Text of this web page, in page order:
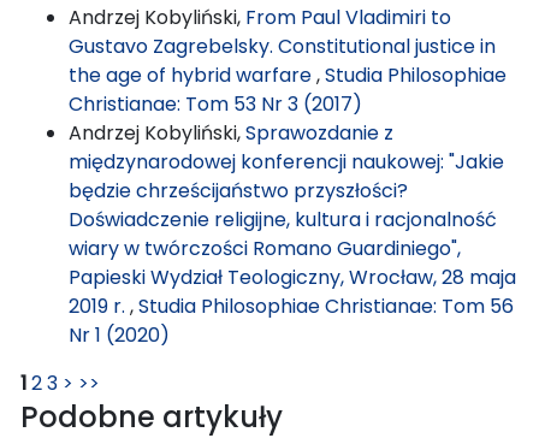
Andrzej Kobyliński, From Paul Vladimiri to
Gustavo Zagrebelsky. Constitutional justice in
the age of hybrid warfare,Studia Philosophiae
Christianae: Tom 53 Nr 3 (2017)
Andrzej Kobyliński,Sprawozdanie z
międzynarodowej konferencji naukowej: "Jakie
będzie chrześcijaństwo przyszłości?
Doświadczenie religijne, kultura i racjonalność
wiary w twórczości Romano Guardiniego",
Papieski Wydział Teologiczny, Wrocław, 28 maja
2019 r. ,Studia Philosophiae Christianae: Tom 56
Nr 1 (2020)
123 > >>
Podobne artykuły